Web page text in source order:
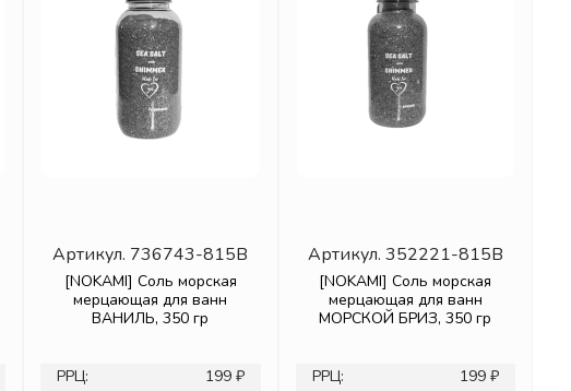
Артикул. 736743-815B
[NOKAMI] Соль морская
мерцающая для ванн
ВАНИЛЬ, 350 гр
РРЦ:
199 ₽
Артикул. 352221-815B
[NOKAMI] Соль морская
мерцающая для ванн
МОРСКОЙ БРИЗ, 350 гр
РРЦ:
199 ₽